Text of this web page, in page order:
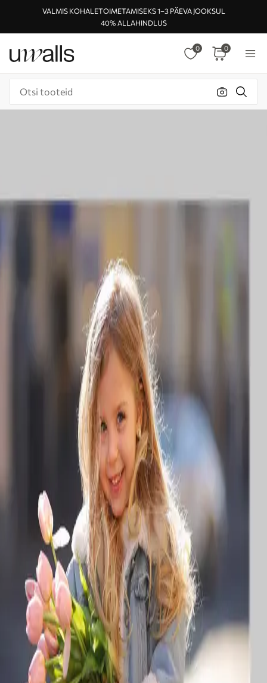
VALMIS KOHALETOIMETAMISEKS 1–3 PÄEVA JOOKSUL
40% ALLAHINDLUS
0 0